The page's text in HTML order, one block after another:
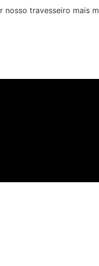
travesseiro mais